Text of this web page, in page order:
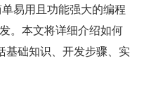
易用且功能强大的编程
。本文将详细介绍如何
基础知识、开发步骤、实